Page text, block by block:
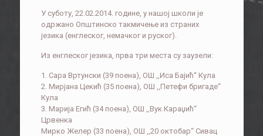
У суботу, 22.02.2014. године, у нашој школи је
одржано Општинско такмичење из страних
језика (енглеског, немачког и руског).
Из енглеског језика, прва три места су заузели:
1. Сара Вртунски (39 поена), ОШ ,,Иса Бајић“ Кула
2. Мирјана Цекић (35 поена), ОШ ,,Петефи бригаде“
Кула
3. Марија Егић (34 поена), ОШ ,,Вук Караџић“
Црвенка
Мирко Желер (33 поена), ОШ ,,20 октобар“ Сивац